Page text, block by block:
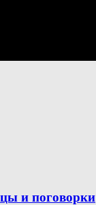
и поговорки